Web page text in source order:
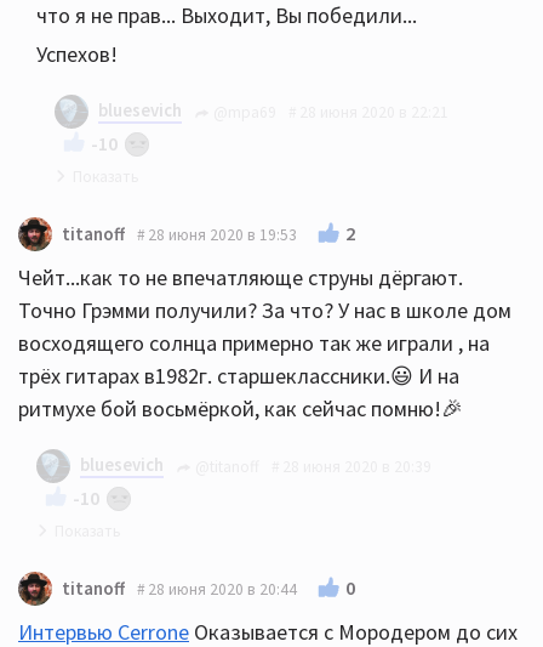
Вот вам сие произведение, удостоенное Грэмми.
Рад за Виктора:))
что я не прав... Выходит, Вы победили...
Успехов!
bluesevich
-10
И да прибудет с вами музыка!
titanoff 28 июня 2020 в 19:53 2
Чейт...как то не впечатляюще струны дёргают.
Точно Грэмми получили? За что? У нас в школе дом
восходящего солнца примерно так же играли , на
трёх гитарах в1982г. старшеклассники.😃 И на
ритмухе бой восьмёркой, как сейчас помню!🎉
bluesevich
-10
Да, не глянул сам, неудачная версия лишь
доказывающая, что нормально они могут играть
только в студии. Я по выходу клипа задавал
titanoff 28 июня 2020 в 20:44 0
Интервью Cerrone Оказывается с Мородером до сих